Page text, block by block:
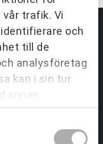
trafik. Vi
och
till de
analysföretag
kan i sin tur
annan
eller
använt deras